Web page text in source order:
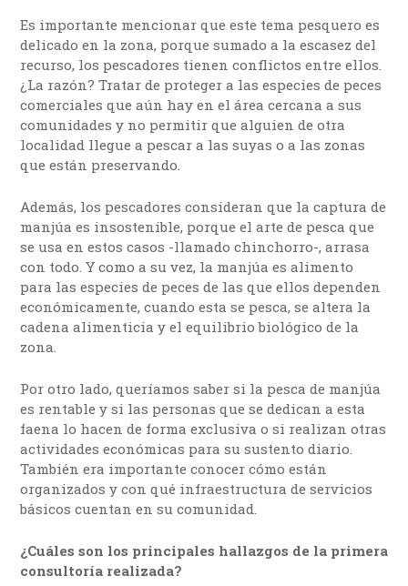
Es importante mencionar que este tema pesquero es
delicado en la zona, porque sumado a la escasez del
recurso, los pescadores tienen conflictos entre ellos.
¿La razón? Tratar de proteger a las especies de peces
comerciales que aún hay en el área cercana a sus
comunidades y no permitir que alguien de otra
localidad llegue a pescar a las suyas o a las zonas
que están preservando.
Además, los pescadores consideran que la captura de
manjúa es insostenible, porque el arte de pesca que
se usa en estos casos -llamado chinchorro-, arrasa
con todo. Y como a su vez, la manjúa es alimento
para las especies de peces de las que ellos dependen
económicamente, cuando esta se pesca, se altera la
cadena alimenticia y el equilibrio biológico de la
zona.
Por otro lado, queríamos saber si la pesca de manjúa
es rentable y si las personas que se dedican a esta
faena lo hacen de forma exclusiva o si realizan otras
actividades económicas para su sustento diario.
También era importante conocer cómo están
organizados y con qué infraestructura de servicios
básicos cuentan en su comunidad.
¿Cuáles son los principales hallazgos de la primera
consultoría realizada?